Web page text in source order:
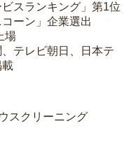
スランキング」第1位
ーン」企業選出
場
テレビ朝日、日本テ
載
スクリーニング